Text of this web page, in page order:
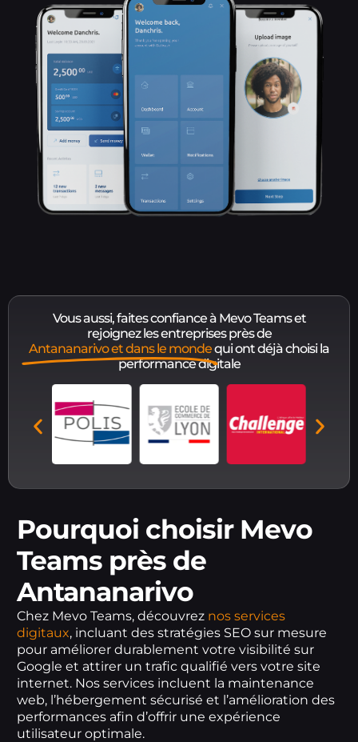
Vous aussi, faites confiance à Mevo Teams et
rejoignez les entreprises près de
Antananarivo et dans le mondequi ont déjà choisi la
performance digitale
Pourquoi choisir Mevo
Teams près de
Antananarivo
Chez Mevo Teams, découvrez nos services
digitaux, incluant des stratégies SEO sur mesure
pour améliorer durablement votre visibilité sur
Google et attirer un trafic qualifié vers votre site
internet. Nos services incluent la maintenance
web, l’hébergement sécurisé et l’amélioration des
performances afin d’offrir une expérience
utilisateur optimale.